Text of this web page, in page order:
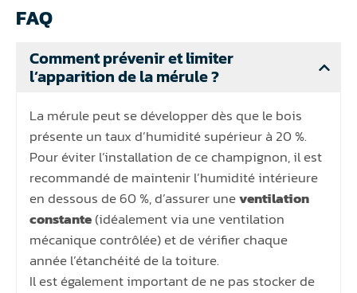
FAQ
Comment prévenir et limiter
l’apparition de la mérule ?
La mérule peut se développer dès que le bois
présente un taux d’humidité supérieur à 20 %.
Pour éviter l’installation de ce champignon, il est
recommandé de maintenir l’humidité intérieure
en dessous de 60 %, d’assurer uneventilation
constante(idéalement via une ventilation
mécanique contrôlée) et de vérifier chaque
année l’étanchéité de la toiture.
Il est également important de ne pas stocker de